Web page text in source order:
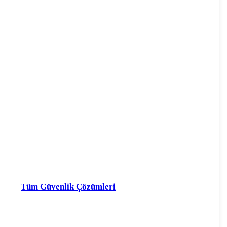
Tüm Güvenlik Çözümleri